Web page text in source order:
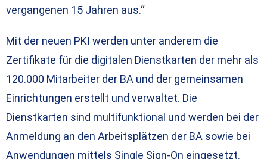
vergangenen 15 Jahren aus.“
Mit der neuen PKI werden unter anderem die
Zertifikate für die digitalen Dienstkarten der mehr als
120.000 Mitarbeiter der BA und der gemeinsamen
Einrichtungen erstellt und verwaltet. Die
Dienstkarten sind multifunktional und werden bei der
Anmeldung an den Arbeitsplätzen der BA sowie bei
Anwendungen mittels Single Sign-On eingesetzt.